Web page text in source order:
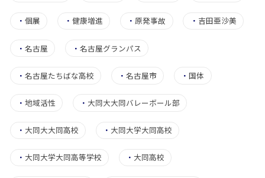
・ 個展 ・健康増進 ・原発事故 ・ 吉田亜沙美
・ 名古屋 ・名古屋グランパス
・ 名古屋たちばな高校 ・名古屋市 ・国体
・ 地域活性 ・ 大同大大同バレーボール部
・ 大同大大同高校 ・ 大同大学大同高校
・ 大同大学大同高等学校 ・ 大同高校